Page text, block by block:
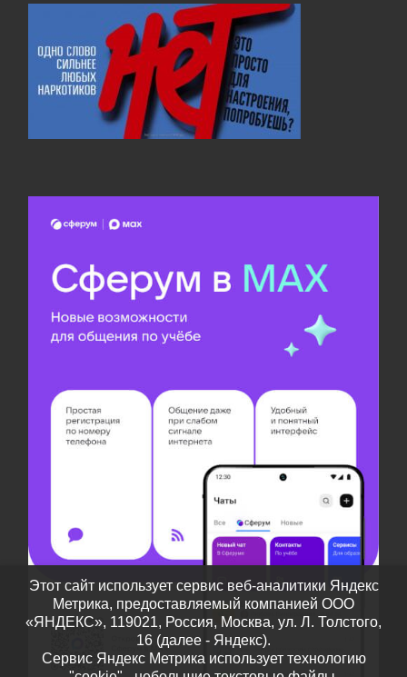
Этот сайт использует сервис веб-аналитики Яндекс
Метрика, предоставляемый компанией ООО
«ЯНДЕКС», 119021, Россия, Москва, ул. Л. Толстого,
16 (далее - Яндекс).
Сервис Яндекс Метрика использует технологию